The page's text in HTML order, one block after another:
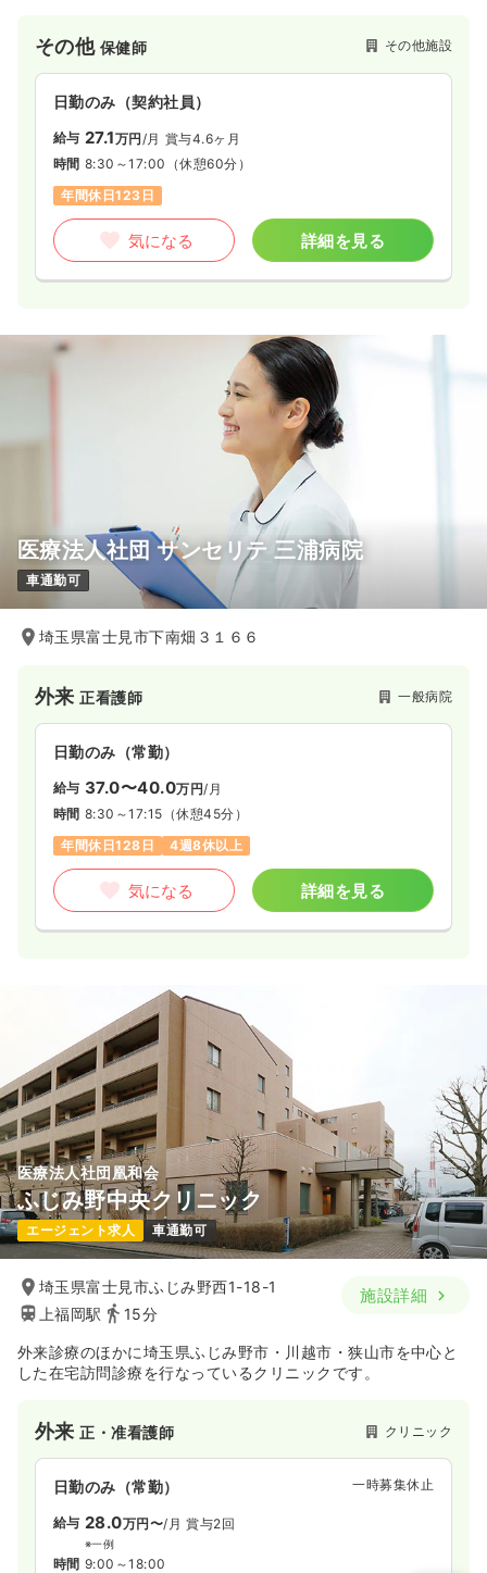
その他 保健師 その他施設
日勤のみ（契約社員）
給与 27.1万円 /月 賞与4.6ヶ月
時間 8:30～17:00 （休憩60分）
年間休日123日
気になる 詳細を見る
医療法人社団 サンセリテ 三浦病院
車通勤可
埼玉県富士見市下南畑３１６６
外来正看護師 一般病院
日勤のみ（常勤）
給与 37.0〜40.0万円/月
時間 8:30～17:15 （休憩45分）
年間休日128日
4週8休以上
気になる 詳細を見る
医療法人社団凰和会
ふじみ野中央クリニック
エージェント求人 車通勤可
埼玉県富士見市ふじみ野西1-18-1
上福岡駅
15分
施設詳細
外来診療のほかに埼玉県ふじみ野市・川越市・狭山市を中心と
した在宅訪問診療を行なっているクリニックです。
外来正・准看護師 クリニック
日勤のみ（常勤） 一時募集休止
給与 28.0万円〜/月 賞与2回
※一例
時間 9:00～18:00